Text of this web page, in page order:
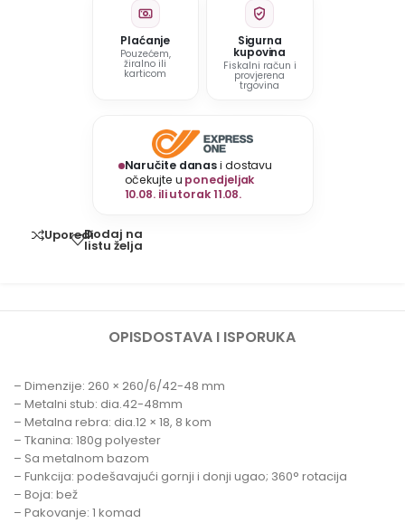
Plaćanje
Pouzećem,
žiralno ili
karticom
Sigurna
kupovina
Fiskalni račun i
provjerena
trgovina
Naručite danasi dostavu
očekujte u ponedjeljak
10.08. ili utorak 11.08.
UporediDodaj na
listu želja
OPISDOSTAVA I ISPORUKA
– Dimenzije: 260 × 260/6/42-48 mm
– Metalni stub: dia.42-48mm
– Metalna rebra: dia.12 × 18, 8 kom
– Tkanina: 180g polyester
– Sa metalnom bazom
– Funkcija: podešavajući gornji i donji ugao; 360° rotacija
– Boja: bež
– Pakovanje: 1 komad